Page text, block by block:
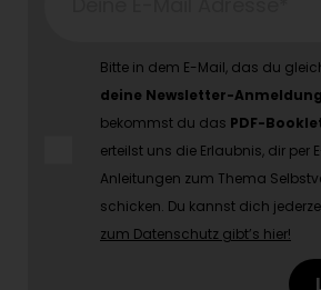
Bitte in dem E-Mail, das du
deine Newsletter-
bekommst du das PDF-
erteilst uns die Erlaubnis, dir per
Anleitungen zum Thema
schicken. Du kannst dich
zum Datenschutz gibt’s hier!